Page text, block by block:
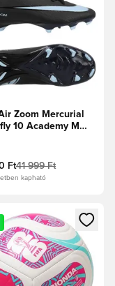
Zoom Mercurial
10 Academy MG
Ft41 999 Ft
kapható
vagy a tagként
egy modált a